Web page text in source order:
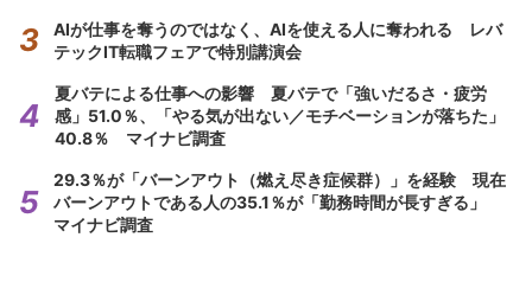
AIが仕事を奪うのではなく、AIを使える人に奪われる レバ
テックIT転職フェアで特別講演会
夏バテによる仕事への影響 夏バテで「強いだるさ・疲労
感」51.0％、「やる気が出ない／モチベーションが落ちた」
40.8％ マイナビ調査
29.3％が「バーンアウト（燃え尽き症候群）」を経験 現在
バーンアウトである人の35.1％が「勤務時間が長すぎる」
マイナビ調査